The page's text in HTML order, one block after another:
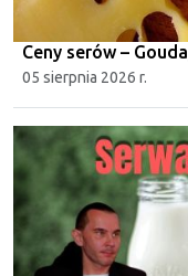
Ceny serów –
05 sierpnia 2026 r.